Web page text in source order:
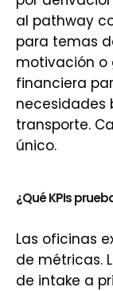
al pathway
para temas
motivación o
financiera
necesidades
transporte.
único.
¿Qué KPIs
Las oficinas
de métricas.
de intake a